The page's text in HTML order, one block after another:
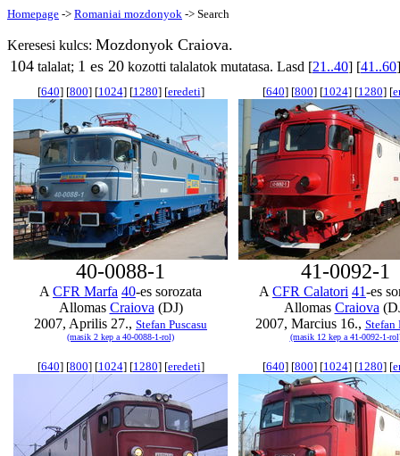
Homepage -> Romaniai mozdonyok -> Search
Keresesi kulcs: Mozdonyok Craiova.
104 talalat; 1 es 20 kozotti talalatok mutatasa. Lasd [21..40] [41..60
[640] [800] [1024] [1280] [eredeti]
40-0088-1
A CFR Marfa 40-es sorozata
Allomas Craiova (DJ)
2007, Aprilis 27., Stefan Puscasu
(masik 2 kep a 40-0088-1-rol)
[640] [800] [1024] [1280] [
41-0092-1
A CFR Calatori 41-es
Allomas Craiova
2007, Marcius 16., Stefan
(masik 12 kep a 41-0092-1-
[640] [800] [1024] [1280] [eredeti] [640] [800] [1024] [1280] [